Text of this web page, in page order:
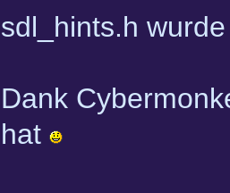
sdl_hints.h
Dank
hat